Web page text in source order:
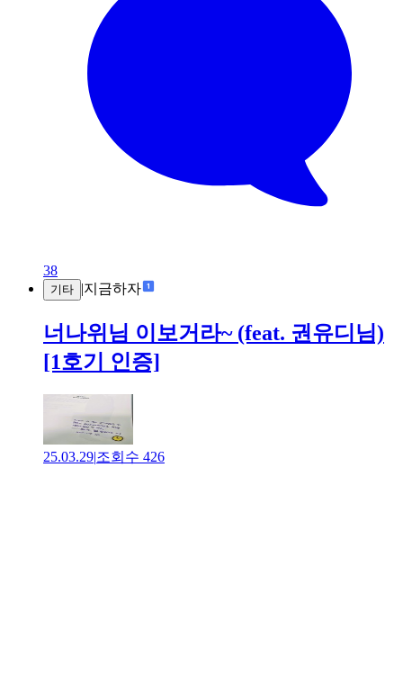
38
기타 |지금하자
너나위님 이보거라~ (feat. 권유디님)
[1호기 인증]
25.03.29|조회수 426